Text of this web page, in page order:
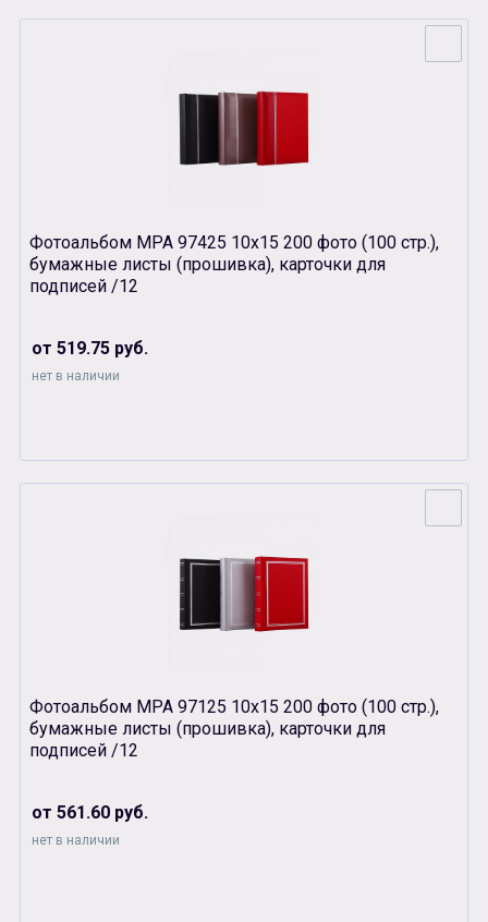
Фотоальбом MPA 97425 10х15 200 фото (100 стр.),
бумажные листы (прошивка), карточки для
подписей /12
от 519.75 руб.
нет в наличии
Фотоальбом MPA 97125 10х15 200 фото (100 стр.),
бумажные листы (прошивка), карточки для
подписей /12
от 561.60 руб.
нет в наличии